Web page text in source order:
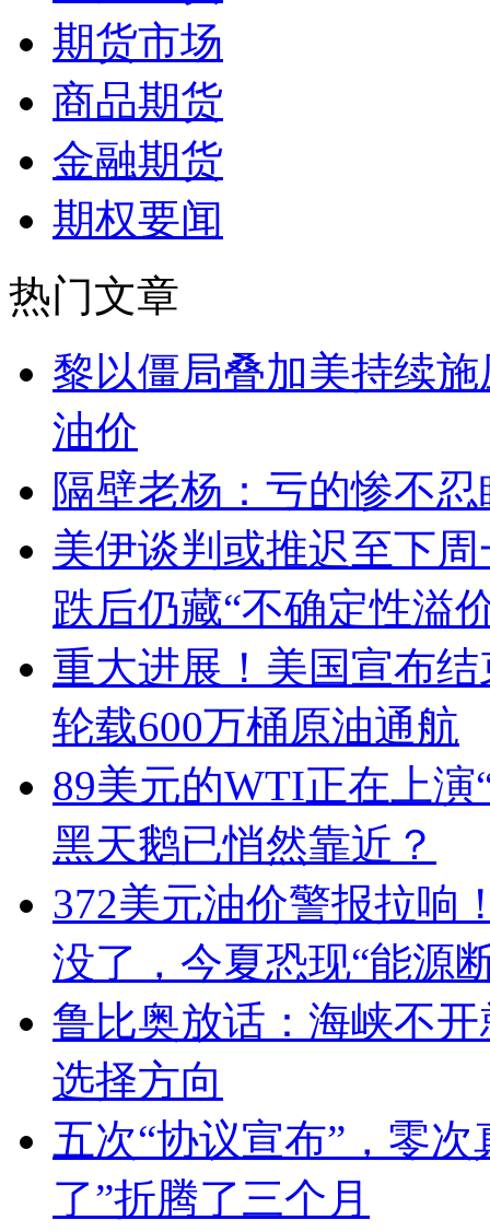
期货市场
商品期货
金融期货
期权要闻
热门文章
黎以僵局叠加美持续
油价
隔壁老杨：亏的惨不
美伊谈判或推迟至下
跌后仍藏“不确定性溢
重大进展！美国宣布
轮载600万桶原油通航
89美元的WTI正在上
黑天鹅已悄然靠近？
372美元油价警报拉响
没了，今夏恐现“能源
鲁比奥放话：海峡不
选择方向
五次“协议宣布”，零
了”折腾了三个月